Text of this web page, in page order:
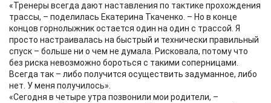
«Тренеры всегда дают наставления по тактике прохождения
трассы, – поделилась Екатерина Ткаченко. – Но в конце
концов горнолыжник остается один на один с трассой. Я
просто настраивалась на быстрый и технически правильный
спуск – больше ни о чем не думала. Рисковала, потому что
без риска невозможно бороться с такими соперницами.
Всегда так – либо получится осуществить задуманное, либо
нет. У меня получилось».
«Сегодня в четыре утра позвонили мои родители, –